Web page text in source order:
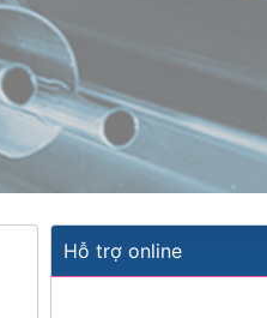
Lithuania
Hỗ trợ online